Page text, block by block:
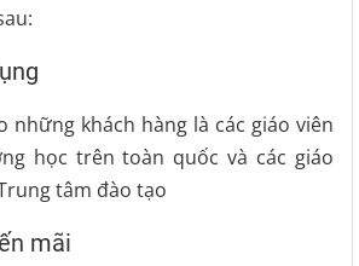
những khách hàng là các giáo viên
học trên toàn quốc và các giáo
tâm đào tạo
mãi